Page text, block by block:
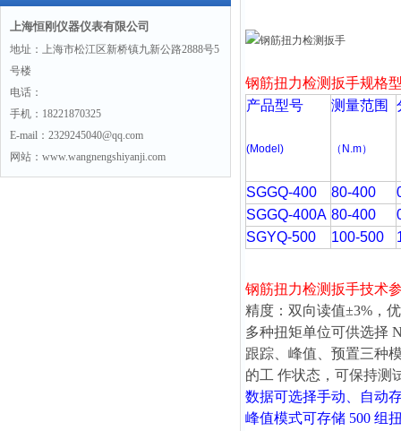
上海恒刚仪器仪表有限公司
地址：上海市松江区新桥镇九新公路2888号5
号楼
电话：
手机：18221870325
E-mail：2329245040@qq.com
网站：www.wangnengshiyanji.com
钢筋扭力检测扳手规格
产品型号
(Model)
测量范围
（N.m）
SGGQ-400 80-400
SGGQ-400A 80-400
SGYQ-500
100-500
钢筋扭力检测扳手技术
精度：双向读值±3%，
多种扭矩单位可供选择
跟踪、峰值、预置三种
的工 作状态，可保持测
数据可选择手动、自动
峰值模式可存储 500 组